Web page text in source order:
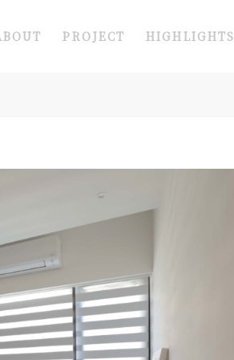
PROJECT HIGHLIGHTS